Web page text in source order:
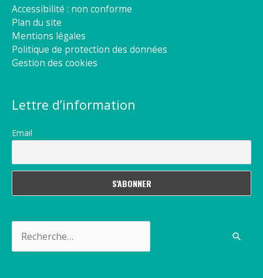
Accessibilité : non conforme
Plan du site
Mentions légales
Politique de protection des données
Gestion des cookies
Lettre d’information
Email